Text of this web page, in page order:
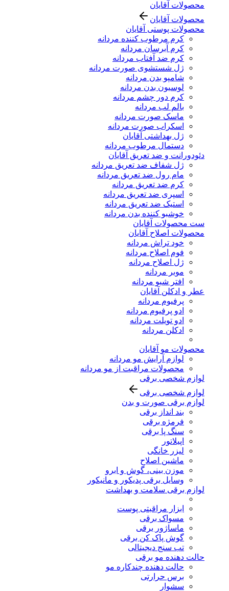
محصولات آقایان
محصولات آقایان
محصولات پوستی آقایان
کرم مرطوب کننده مردانه
کرم آبرسان مردانه
کرم ضد آفتاب مردانه
ژل شستشوی صورت مردانه
شامپو بدن مردانه
لوسیون بدن مردانه
کرم دور چشم مردانه
بالم لب مردانه
ماسک صورت مردانه
اسکراب صورت مردانه
ژل بهداشتی آقایان
دستمال مرطوب مردانه
دئودورانت و ضد تعریق آقایان
ژل شفاف ضد تعریق مردانه
مام رول ضد تعریق مردانه
کرم ضد تعریق مردانه
اسپری ضد تعریق مردانه
استیک ضد تعریق مردانه
خوشبو کننده بدن مردانه
ست محصولات آقایان
محصولات اصلاح آقایان
خود تراش مردانه
فوم اصلاح مردانه
ژل اصلاح مردانه
موبر مردانه
افتر شیو مردانه
عطر و ادکلن آقایان
پرفیوم مردانه
ادو پرفیوم مردانه
ادو تویلت مردانه
ادکلن مردانه
محصولات مو آقایان
لوازم آرایش مو مردانه
محصولات مراقبت از مو مردانه
لوازم شخصی برقی
لوازم شخصی برقی
لوازم برقی صورت و بدن
بند انداز برقی
فرمژه برقی
سنگ پا برقی
اپیلاتور
لیزر خانگی
ماشین اصلاح
موزن بینی، گوش و ابرو
وسایل برقی پدیکور و مانیکور
لوازم برقی سلامت و بهداشت
ابزار مراقبتی پوست
مسواک برقی
ماساژور برقی
گوش پاک کن برقی
تب سنج دیجیتالی
حالت دهنده مو برقی
حالت دهنده چندکاره مو
برس حرارتی
سشوار